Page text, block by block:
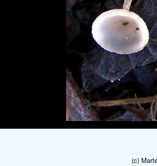
(c)